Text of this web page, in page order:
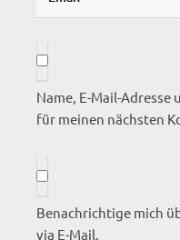
Name, E-Mail-
für meinen nächsten
Benachrichtige mich
via E-Mail.